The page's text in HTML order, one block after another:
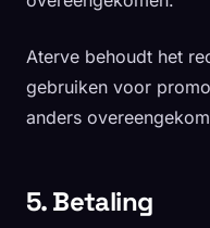
Aterve behoudt het
gebruiken voor
anders
5. Betaling